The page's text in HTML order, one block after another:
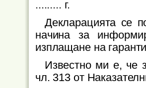
......... г.
Декларацията се
начина за
изплащане на
Известно ми е, че
чл. 313 от